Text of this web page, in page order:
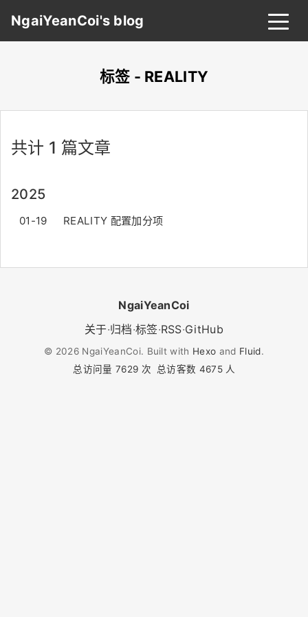
NgaiYeanCoi's blog
归档
标签
搜索 关灯
标签 - REALITY
共计 1 篇文章
2025
01-19 REALITY 配置加分项
NgaiYeanCoi
关于·归档·标签·RSS·GitHub
© 2026 NgaiYeanCoi. Built with Hexo and Fluid.
总访问量7629 次 总访客数 4675人